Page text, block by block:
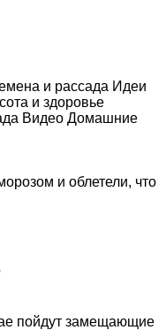
и рассада Идеи
и здоровье
Видео Домашние
и облетели, что
пойдут замещающие